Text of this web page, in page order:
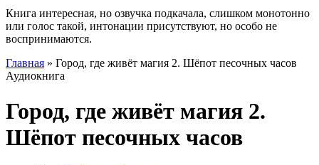
Книга интересная, но озвучка подкачала, слишком монотонно
или голос такой, интонации присутствуют, но особо не
воспринимаются.
Главная » Город, где живёт магия 2. Шёпот песочных часов
Аудиокнига
Город, где живёт магия 2.
Шёпот песочных часов